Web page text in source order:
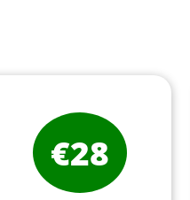
€28